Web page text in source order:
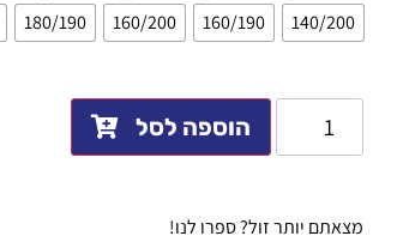
140/200
160/190
160/200
180/190
הוספה לסל
מצאתם יותר זול? ספרו לנו!